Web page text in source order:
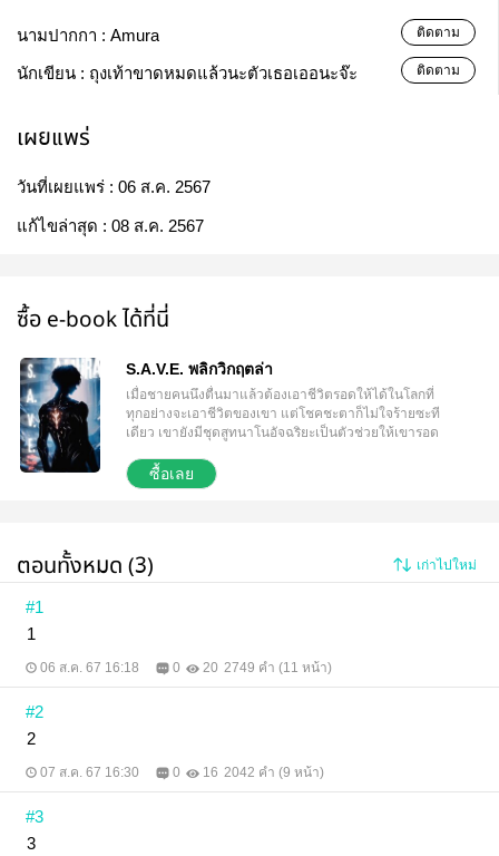
นามปากกา : Amura ติดตาม
นักเขียน : ถุงเท้า​ขาดหมดแล้วนะตัวเธอเออนะจ๊ะ ติดตาม
เผยแพร่
วันที่เผยแพร่ : 06 ส.ค. 2567
แก้ไขล่าสุด : 08 ส.ค. 2567
ซื้อ e-book ได้ที่นี่
S.A.V.E. พลิกวิกฤตล่า
เมื่อชายคนนึงตื่นมาแล้วต้องเอาชีวิตรอดให้ได้ในโลกที่
ทุกอย่างจะเอาชีวิตของเขา แต่โชคชะตาก็ไม่ใจร้ายซะที
เดียว เขายังมีชุดสูทนาโนอัจฉริยะเป็นตัวช่วยให้เขารอด
ดิ้นรนเอาชีวิตรอด ต่อสู้ และการทวงคืนสิ่งที่โดนพรากไป
ผมตั้งใจจะส่งประสบการณ์ที่ให้ตื่นเต้นและเร้าใจ เหมือน
ซื้อเลย
ตอนทั้งหมด (3) เก่าไปใหม่
#1
1
06 ส.ค. 67 16:18 0 20 2749 คำ (11 หน้า)
#2
2
07 ส.ค. 67 16:30 0 16 2042 คำ (9 หน้า)
#3
3